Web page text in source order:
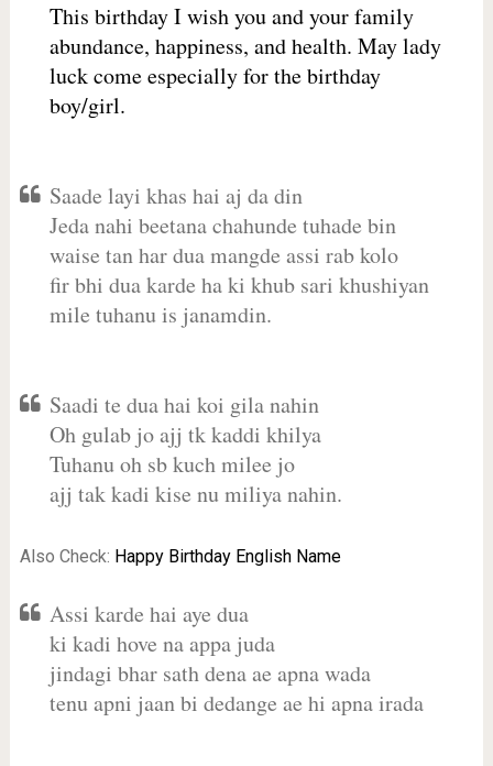
This birthday I wish you and your family
abundance, happiness, and health. May lady
luck come especially for the birthday
boy/girl.
Saade layi khas hai aj da din
Jeda nahi beetana chahunde tuhade bin
waise tan har dua mangde assi rab kolo
fir bhi dua karde ha ki khub sari khushiyan
mile tuhanu is janamdin.
Saadi te dua hai koi gila nahin
Oh gulab jo ajj tk kaddi khilya
Tuhanu oh sb kuch milee jo
ajj tak kadi kise nu miliya nahin.
Also Check: Happy Birthday English Name
Assi karde hai aye dua
ki kadi hove na appa juda
jindagi bhar sath dena ae apna wada
tenu apni jaan bi dedange ae hi apna irada